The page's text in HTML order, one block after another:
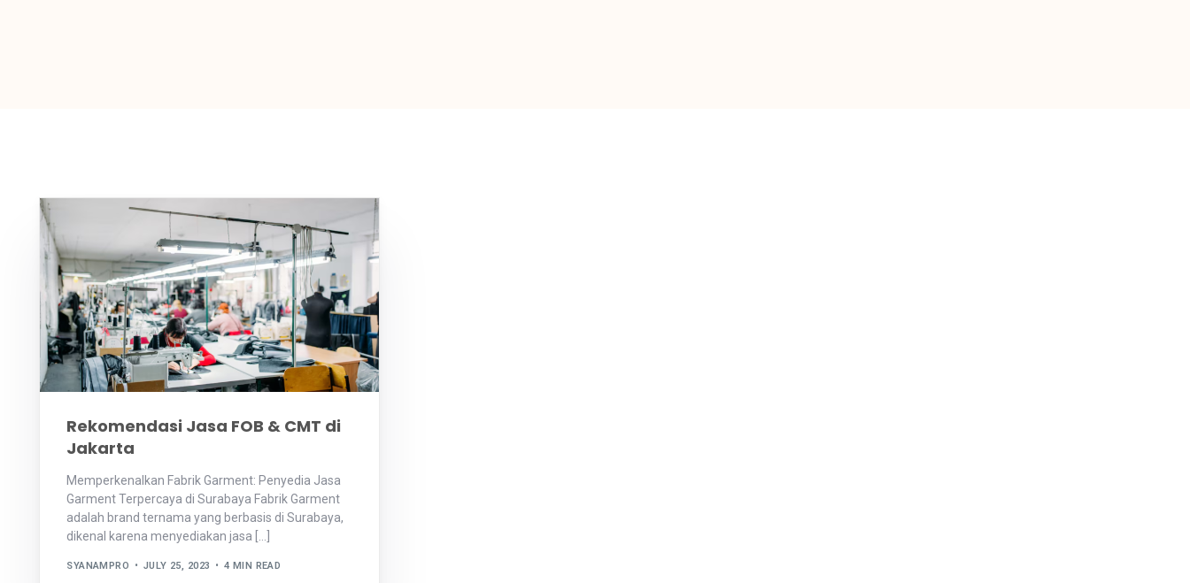
Rekomendasi Jasa FOB & CMT di
Jakarta
Memperkenalkan Fabrik Garment: Penyedia Jasa
Garment Terpercaya di Surabaya Fabrik Garment
adalah brand ternama yang berbasis di Surabaya,
dikenal karena menyediakan jasa […]
SYANAMPRO JULY 25, 2023 4 MIN READ